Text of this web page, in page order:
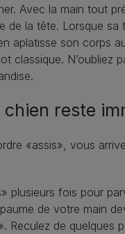
Avec la main tout
de la tête. Lorsque
aplatisse son corps
classique. N’oubliez
reste
«assis», vous
plusieurs fois pour
de votre main
Reculez de quelques